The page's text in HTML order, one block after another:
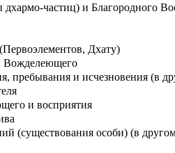
частиц) и Благородного
Дхату)
Вожделеющего
пребывания и исчезновения (в
и восприятия
(существования особи) (в